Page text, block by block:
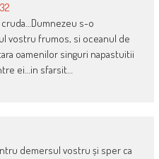
s-o
vostru frumos, si oceanul de
oamenilor singuri napastuitii
ei…in sfarsit…
demersul vostru și sper ca